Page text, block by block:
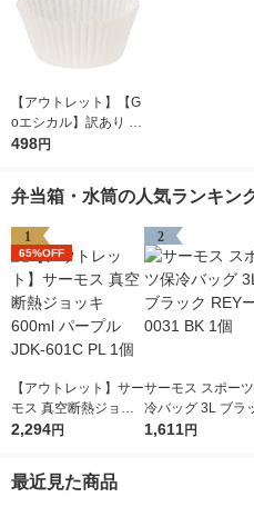
【アウトレット】【G
oエシカル】訳あり シ
モジマ おかずカップ
498円
弁当箱・水筒の人気ランキン
1
65%OFF
【アウトレット】サー
モス 真空断熱ジョッ
キ 600ml パープル JD
2,294円
2
サーモス スポー
冷バッグ 3L ブラ
REYー0031 BK 1個
1,611円
最近見た商品